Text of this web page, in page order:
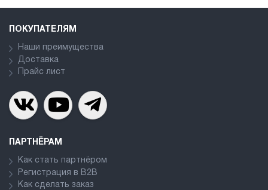
ПОКУПАТЕЛЯМ
Наши преимущества
Доставка
Прайс лист
ПАРТНЁРАМ
Как стать партнёром
Регистрация в В2В
Как сделать заказ